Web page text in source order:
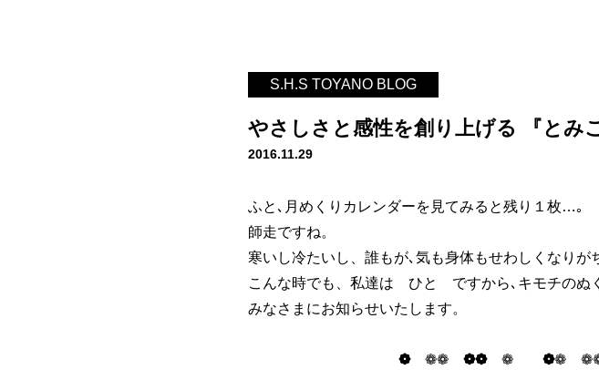
S.H.S TOYANO BLOG
やさしさと感性を創り上げる 『とみ
2016.11.29
ふと､月めくりカレンダーを見てみると残り１枚…｡
師走ですね。
寒いし冷たいし、誰もが､気も身体もせわしくなりが
こんな時でも、私達は ひと ですから､キモチのぬ
みなさまにお知らせいたします。
❁ ❁❁ ❁❁ ❁ ❁❁